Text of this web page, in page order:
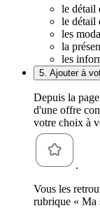
le détail
le détail
les
la
les
5. Ajouter à
Depuis la
d'une offre
votre choix à
.
Vous les
rubrique « Ma